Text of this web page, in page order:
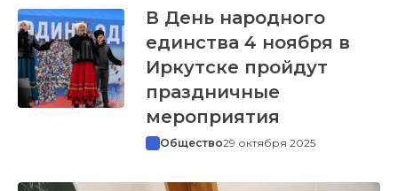
В День народного
единства 4 ноября в
Иркутске пройдут
праздничные
мероприятия
Общество29 октября 2025